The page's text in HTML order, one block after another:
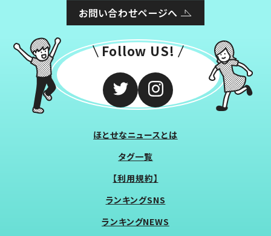
お問い合わせページへ
Follow US!
ほとせなニュースとは
タグ一覧
【利用規約】
ランキングSNS
ランキングNEWS